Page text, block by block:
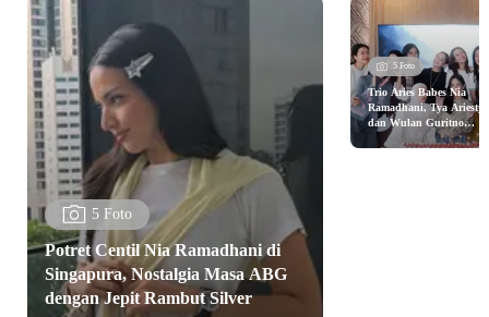
5 Foto
Potret Centil Nia Ramadhani di
Singapura, Nostalgia Masa ABG
dengan Jepit Rambut Silver
5 Foto
Trio Aries Babes Nia
Ramadhani, Tya
dan Wulan Guritno
Kompak Berbusana